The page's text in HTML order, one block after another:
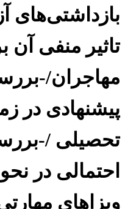
بازداشتی‌های
تاثیر منفی
مهاجران/-
پیشنهادی در
تحصیلی /-
احتمالی در
ویزاهای